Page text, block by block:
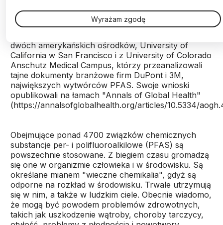
temat szkodliwości dla zdrowia związków
chemicznych określanych skrótem PFAS, zwanych
dwóch amerykańskich ośrodków, University of
California w San Francisco i z University of Colorado
Anschutz Medical Campus, którzy przeanalizowali
tajne dokumenty branżowe firm DuPont i 3M,
największych wytwórców PFAS. Swoje wnioski
opublikowali na łamach "Annals of Global Health"
(https://annalsofglobalhealth.org/articles/10.5334/
Obejmujące ponad 4700 związków chemicznych
substancje per- i polifluoroalkilowe (PFAS) są
powszechnie stosowane. Z biegiem czasu gromadzą
się one w organizmie człowieka i w środowisku. Są
określane mianem "wieczne chemikalia", gdyż są
odporne na rozkład w środowisku. Trwale utrzymują
się w nim, a także w ludzkim ciele. Obecnie wiadomo,
że mogą być powodem problemów zdrowotnych,
takich jak uszkodzenie wątroby, choroby tarczycy,
Wyrażam zgodę